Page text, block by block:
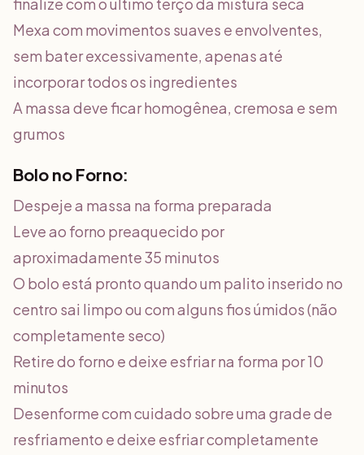
Mexa com movimentos suaves e envolventes,
sem bater excessivamente, apenas até
incorporar todos os ingredientes
A massa deve ficar homogênea, cremosa e sem
grumos
Bolo no Forno:
Despeje a massa na forma preparada
Leve ao forno preaquecido por
aproximadamente 35 minutos
O bolo está pronto quando um palito inserido no
centro sai limpo ou com alguns fios úmidos (não
completamente seco)
Retire do forno e deixe esfriar na forma por 10
minutos
Desenforme com cuidado sobre uma grade de
resfriamento e deixe esfriar completamente